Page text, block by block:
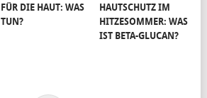
FÜR DIE HAUT: WAS
TUN?
HAUTSCHUTZ IM
HITZESOMMER: WAS
IST BETA-GLUCAN?